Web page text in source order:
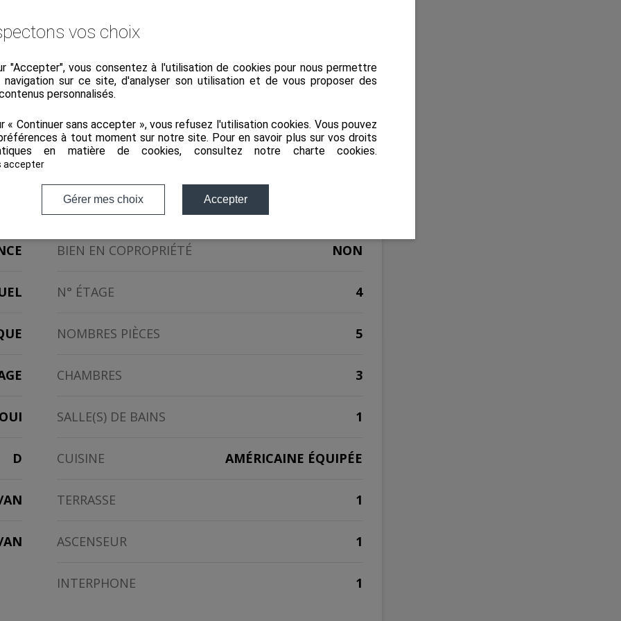
OUI
D
AN
AN
TYPE DE TRANSACTION À VENDRE
BIEN EN COPROPRIÉTÉ NON
N° ÉTAGE 4
NOMBRES PIÈCES 5
CHAMBRES 3
SALLE(S) DE BAINS 1
CUISINE AMÉRICAINE ÉQUIPÉE
TERRASSE 1
ASCENSEUR 1
INTERPHONE 1
vos choix
"Accepter", vous consentez à l'utilisation de cookies pour nous permettre
navigation sur ce site, d'analyser son utilisation et de vous proposer des
personnalisés.
« Continuer sans accepter », vous refusez l'utilisation cookies. Vous pouvez
à tout moment sur notre site. Pour en savoir plus sur vos droits
en matière de cookies, consultez notre charte cookies.
accepter
Gérer mes choix Accepter